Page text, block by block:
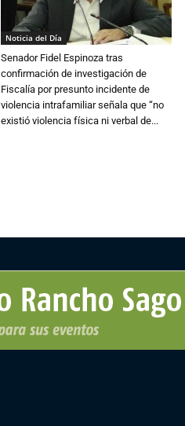
Noticia del Día
Senador Fidel Espinoza tras
confirmación de investigación de
Fiscalía por presunto incidente de
violencia intrafamiliar señala que “no
existió violencia física ni verbal de...